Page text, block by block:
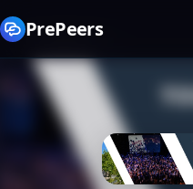
PrePeers